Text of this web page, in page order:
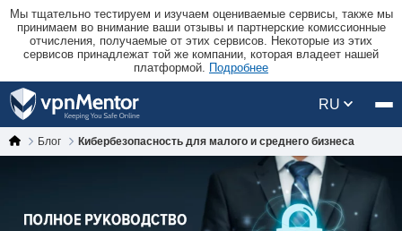
Мы тщательно тестируем и изучаем оцениваемые сервисы, также мы
принимаем во внимание ваши отзывы и партнерские комиссионные
отчисления, получаемые от этих сервисов. Некоторые из этих
сервисов принадлежат той же компании, которая владеет нашей
платформой. Подробнее
RU
Блог Кибербезопасность для малого и среднего бизнеса